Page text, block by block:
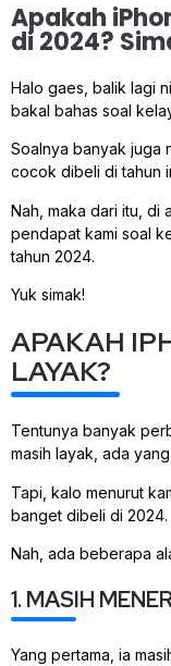
Apakah
di 2024?
Halo gaes, balik lagi
bakal bahas soal
Soalnya banyak juga
cocok dibeli di tahun
Nah, maka dari itu, di
pendapat kami soal
tahun 2024.
Yuk simak!
APAKAH
LAYAK?
Tentunya banyak
masih layak, ada
Tapi, kalo menurut
banget dibeli di 2024.
Nah, ada beberapa
1. MASIH
Yang pertama, ia